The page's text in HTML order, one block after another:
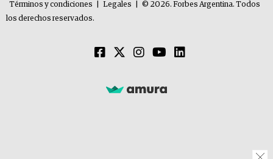
Términos y condiciones
Legales
© 2026. Forbes Argentina. Todos
los derechos reservados.